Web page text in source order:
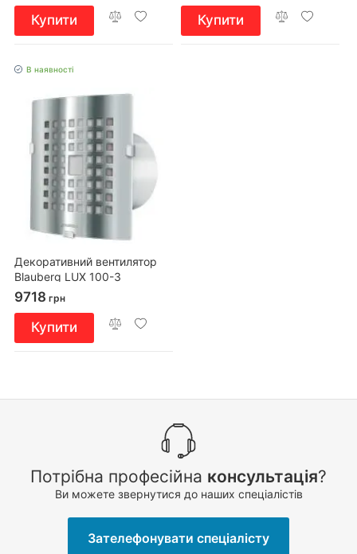
Купити Купити
В наявності
Декоративний вентилятор
Blauberg LUX 100-3
9718 грн
Купити
Потрібна професійна консультація?
Ви можете звернутися до наших спеціалістів
Зателефонувати спеціалісту